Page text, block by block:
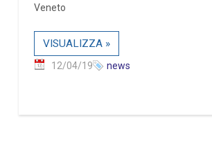
Veneto
VISUALIZZA »
12/04/19 news